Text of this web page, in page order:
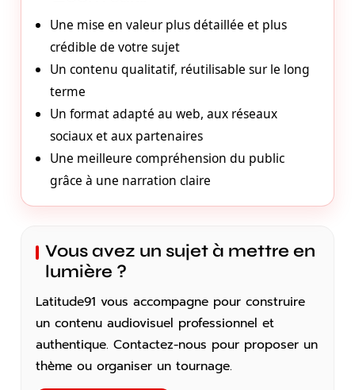
Une mise en valeur plus détaillée et plus
crédible de votre sujet
Un contenu qualitatif, réutilisable sur le long
terme
Un format adapté au web, aux réseaux
sociaux et aux partenaires
Une meilleure compréhension du public
grâce à une narration claire
Vous avez un sujet à mettre en
lumière ?
Latitude91 vous accompagne pour construire
un contenu audiovisuel professionnel et
authentique. Contactez-nous pour proposer un
thème ou organiser un tournage.